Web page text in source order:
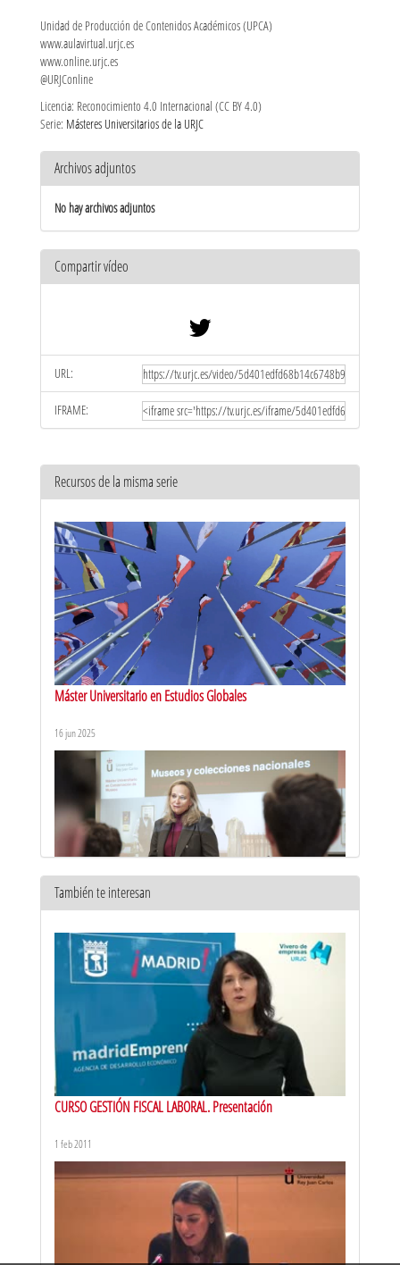
Unidad de Producción de Contenidos Académicos (UPCA)
www.aulavirtual.urjc.es
www.online.urjc.es
@URJConline
Licencia: Reconocimiento 4.0 Internacional (CC BY 4.0)
Serie: Másteres Universitarios de la URJC
Archivos adjuntos
No hay archivos adjuntos
Compartir vídeo
URL:
IFRAME:
Recursos de la misma serie
Máster Universitario en Estudios Globales
16 jun 2025
6 jun 2025
Máster en Periodismo y orden internacional
También te interesan
CURSO GESTIÓN FISCAL LABORAL. Presentación
1 feb 2011